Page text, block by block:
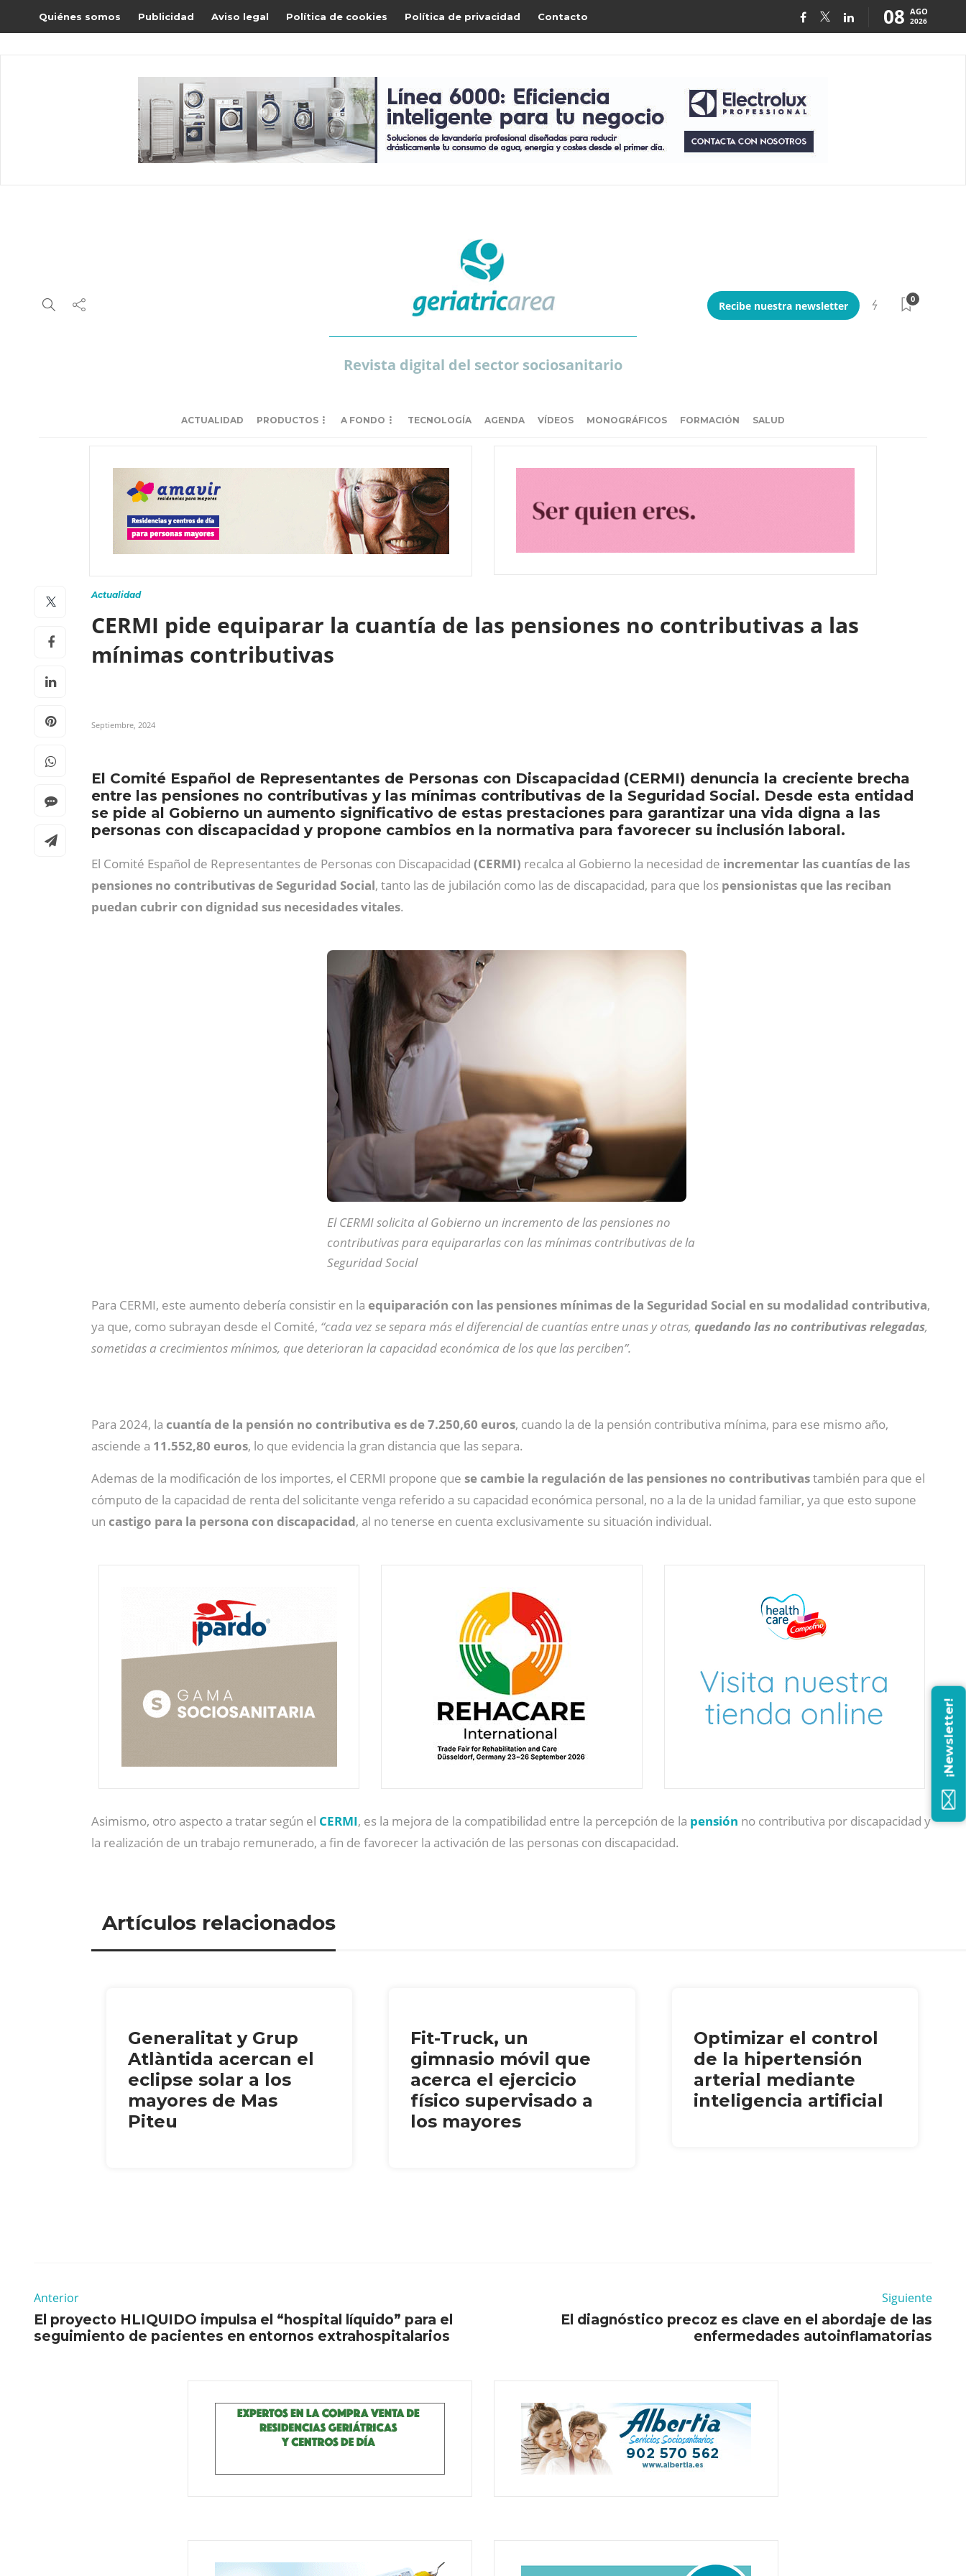
Quiénes somos Publicidad Aviso legal Política de cookies Política de privacidad Contacto 08 AGO
2026
Revista digital del sector sociosanitario
Recibe nuestra newsletter
0
ACTUALIDAD PRODUCTOS A FONDO TECNOLOGÍA AGENDA VÍDEOS MONOGRÁFICOS FORMACIÓN SALUD
Actualidad
CERMI pide equiparar la cuantía de las pensiones no contributivas a las
mínimas contributivas
Septiembre, 2024
El Comité Español de Representantes de Personas con Discapacidad (CERMI) denuncia la creciente brecha
entre las pensiones no contributivas y las mínimas contributivas de la Seguridad Social. Desde esta entidad
se pide al Gobierno un aumento significativo de estas prestaciones para garantizar una vida digna a las
personas con discapacidad y propone cambios en la normativa para favorecer su inclusión laboral.
El Comité Español de Representantes de Personas con Discapacidad (CERMI) recalca al Gobierno la necesidad de incrementar las cuantías de las
pensiones no contributivas de Seguridad Social, tanto las de jubilación como las de discapacidad, para que los pensionistas que las reciban
puedan cubrir con dignidad sus necesidades vitales.
El CERMI solicita al Gobierno un incremento de las pensiones no
contributivas para equipararlas con las mínimas contributivasde la
Seguridad Social
Para CERMI, este aumento debería consistir en la equiparación con las pensiones mínimas de la Seguridad Social en su modalidad contributiva,
ya que, como subrayan desde el Comité, “cada vez se separa más el diferencial de cuantías entre unas y otras, quedando las no contributivas relegadas,
sometidas a crecimientos mínimos, que deterioran la capacidad económica de los que las perciben”.
Para 2024, la cuantía de la pensión no contributiva es de 7.250,60 euros, cuando la de la pensión contributiva mínima, para ese mismo año,
asciende a 11.552,80 euros, lo que evidencia la gran distancia que las separa.
Ademas de la modificación de los importes, el CERMI propone que se cambie la regulación de las pensiones no contributivastambién para que el
cómputo de la capacidad de renta del solicitante venga referido a su capacidad económica personal, no a la de la unidad familiar, ya que esto supone
un castigo para la persona con discapacidad, al no tenerse en cuenta exclusivamente su situación individual.
Asimismo, otro aspecto a tratar según el CERMI, es la mejora de la compatibilidad entre la percepción de la pensión no contributiva por discapacidad y
la realización de un trabajo remunerado, a fin de favorecer la activación de las personas con discapacidad.
Artículos relacionados
Generalitat y Grup
Atlàntida acercan el
eclipse solar a los
mayores de Mas
Piteu
Fit-Truck, un
gimnasio móvil que
acerca el ejercicio
físico supervisado a
los mayores
Optimizar el control
de la hipertensión
arterial mediante
inteligencia artificial
Anterior
El proyecto HLIQUIDO impulsa el “hospital líquido” para el
seguimiento de pacientes en entornos extrahospitalarios
Siguiente
El diagnóstico precoz es clave en el abordaje de las
enfermedades autoinflamatorias
¡Newsletter!